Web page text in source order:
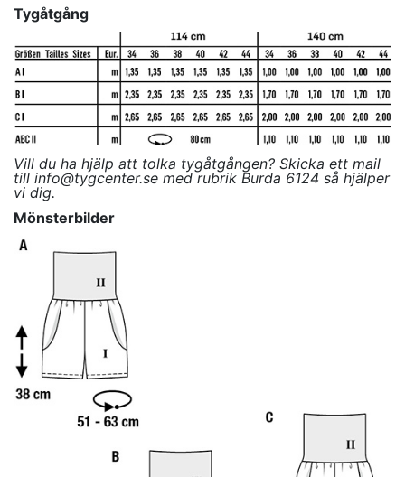
Tygåtgång
Vill du ha hjälp att tolka tygåtgången? Skicka ett mail
till info@tygcenter.se med rubrik Burda 6124 så hjälper
vi dig.
Mönsterbilder